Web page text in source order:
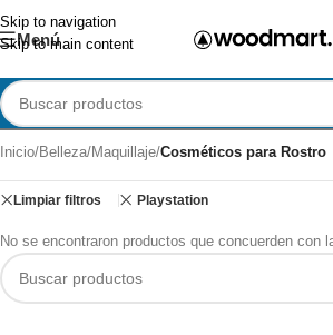
Skip to navigation
Skip to main content
Menú
Inicio/Belleza/Maquillaje/Cosméticos para Rostro
Limpiar filtros Playstation
No se encontraron productos que concuerden con